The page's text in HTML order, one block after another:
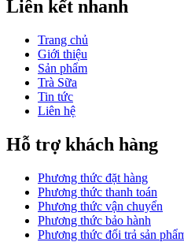
Liên kết nhanh
Trang chủ
Giới thiệu
Sản phẩm
Trà Sữa
Tin tức
Liên hệ
Hỗ trợ khách hàng
Phương thức đặt hàng
Phương thức thanh toán
Phương thức vận chuyển
Phương thức bảo hành
Phương thức đổi trả sản